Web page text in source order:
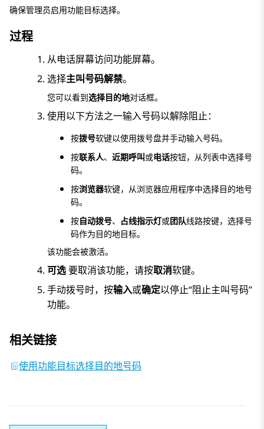
确保管理员启用功能目标选择。
过程
从电话屏幕访问功能屏幕。
选择主叫号码解禁。
您可以看到选择目的地对话框。
使用以下方法之一输入号码以解除阻止：
按拨号软键以使用拨号盘并手动输入号码。
按联系人、 近期呼叫或电话按钮，从列表中选择号
码。
按浏览器软键，从浏览器应用程序中选择目的地号
码。
按自动拨号、 占线指示灯或团队线路按键，选择号
码作为目的地目标。
该功能会被激活。
可选要取消该功能，请按取消软键。
手动拨号时，按输入或确定以停止“阻止主叫号码”
功能。
相关链接
使用功能目标选择目的地号码